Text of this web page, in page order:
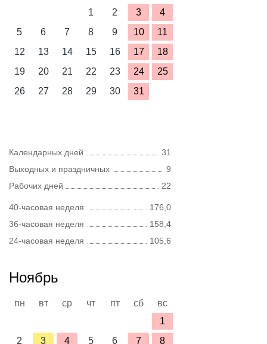
1
2 3
4
5
6 7 8 9 10
11
12
13 14 15 16 17
18
19
20 21 22 23 24
25
26
27 28 29 30 31
Календарных дней
31
Выходных и праздничных
9
Рабочих дней
22
40-часовая неделя
176,0
36-часовая неделя
158,4
24-часовая неделя
105,6
Ноябрь
пн вт ср чт пт сб
вс
1
2
3 4 5 6 7 8